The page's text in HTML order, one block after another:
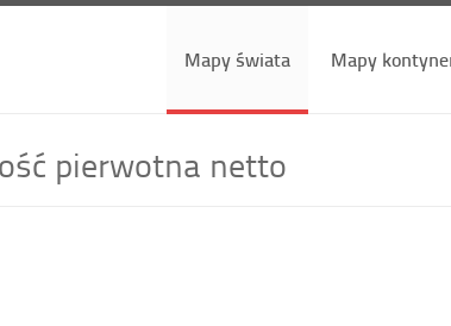
Mapy świata Mapy
pierwotna netto